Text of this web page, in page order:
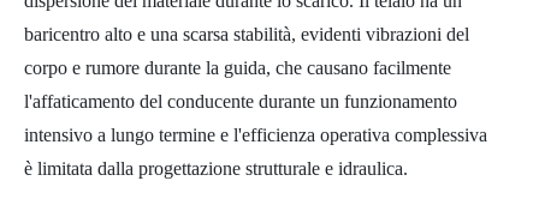
baricentro alto e una scarsa stabilità, evidenti vibrazioni del
corpo e rumore durante la guida, che causano facilmente
l'affaticamento del conducente durante un funzionamento
intensivo a lungo termine e l'efficienza operativa complessiva
è limitata dalla progettazione strutturale e idraulica.